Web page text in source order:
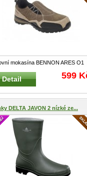
mokasína BENNON ARES O1
Nazouvací pohodlná, praktická...
Detail 599
DELTA JAVON 2 nízké ze...